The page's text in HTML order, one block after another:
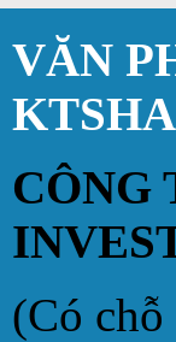
VĂN
CÔNG
(Có chỗ